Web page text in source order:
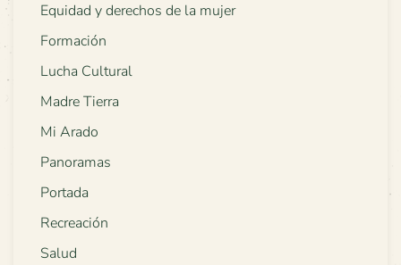
Equidad y derechos de la mujer
Formación
Lucha Cultural
Madre Tierra
Mi Arado
Panoramas
Portada
Recreación
Salud